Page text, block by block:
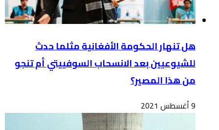
هل تنهار الحكومة الأفغانية مثلما حدث
للشيوعيين بعد الانسحاب السوفييتي أم تنجو
من هذا المصير؟
9 أغسطس 2021